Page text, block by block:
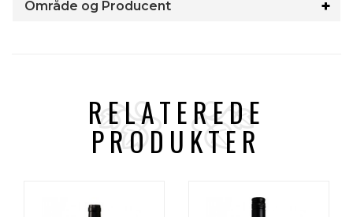
Område og Producent
RELATEREDE
PRODUKTER